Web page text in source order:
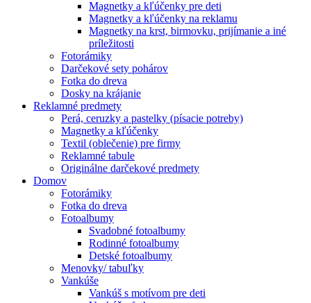
Magnetky a kľúčenky pre deti
Magnetky a kľúčenky na reklamu
Magnetky na krst, birmovku, prijímanie a iné
príležitosti
Fotorámiky
Darčekové sety pohárov
Fotka do dreva
Dosky na krájanie
Reklamné predmety
Perá, ceruzky a pastelky (písacie potreby)
Magnetky a kľúčenky
Textil (oblečenie) pre firmy
Reklamné tabule
Originálne darčekové predmety
Domov
Fotorámiky
Fotka do dreva
Fotoalbumy
Svadobné fotoalbumy
Rodinné fotoalbumy
Detské fotoalbumy
Menovky/ tabuľky
Vankúše
Vankúš s motívom pre deti